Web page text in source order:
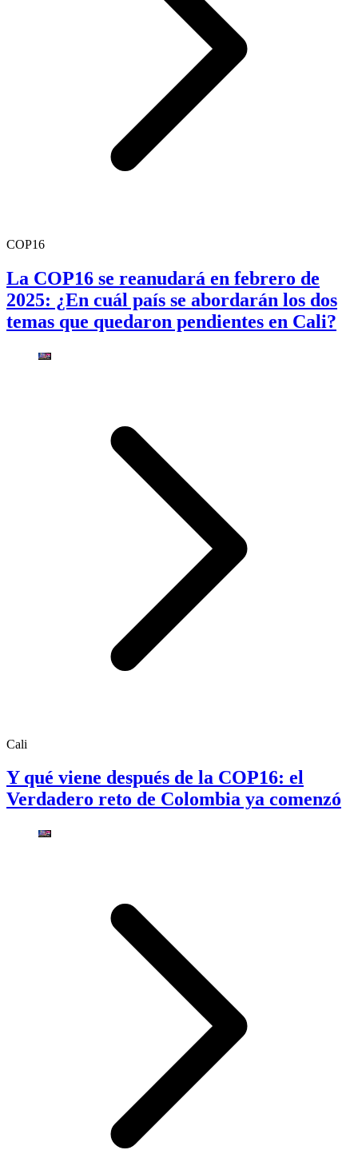
COP16
La COP16 se reanudará en febrero de
2025: ¿En cuál país se abordarán los dos
temas que quedaron pendientes en Cali?
Cali
Y qué viene después de la COP16: el
Verdadero reto de Colombia ya comenzó